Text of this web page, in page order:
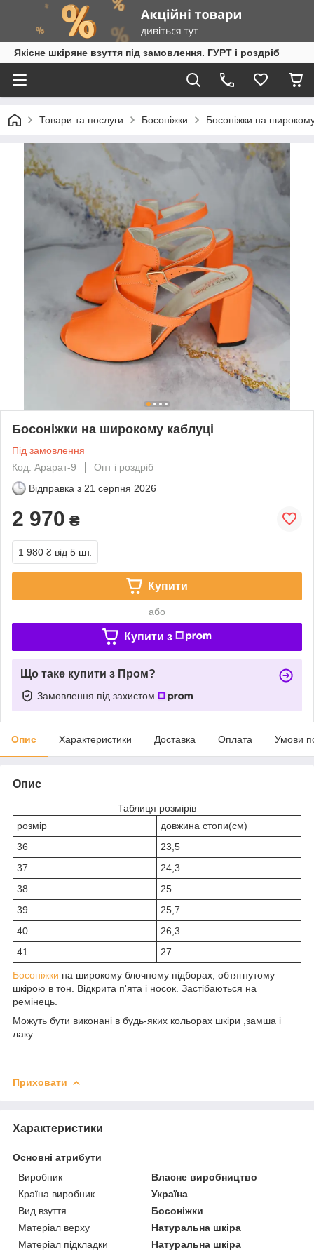
Якісне шкіряне взуття під замовлення. ГУРТ і роздріб
Товари та послуги Босоніжки Босоніжки на
Босоніжки на широкому каблуці
Під замовлення
Код: Арарат-9
Опт і роздріб
Відправка з 21 серпня 2026
2 970 ₴
1 980 ₴ від 5 шт.
Купити
або
Купити з
Що таке купити з Пром?
Замовлення під захистом
Опис Характеристики Доставка Оплата Умови
Опис
Таблиця розмірів
розмір
довжина стопи(см)
36
23,5
37
24,3
38
25
39
25,7
40
26,3
41
27
Босоніжки на широкому блочному підборах, обтягнутому
шкірою в тон. Відкрита п'ята і носок. Застібаються на
ремінець.
Можуть бути виконані в будь-яких кольорах шкіри ,замша і
лаку.
Приховати
Характеристики
Основні атрибути
Виробник
Власне виробництво
Країна виробник
Україна
Вид взуття
Босоніжки
Матеріал верху
Натуральна шкіра
Матеріал підкладки
Натуральна шкіра